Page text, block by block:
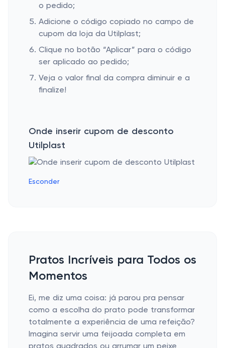
o pedido;
Adicione o código copiado no campo de
cupom da loja da Utilplast;
Clique no botão “Aplicar” para o código
ser aplicado ao pedido;
Veja o valor final da compra diminuir e a
finalize!
Onde inserir cupom de desconto
Utilplast
Esconder
Pratos Incríveis para Todos os
Momentos
Ei, me diz uma coisa: já parou pra pensar
como a escolha do prato pode transformar
totalmente a experiência de uma refeição?
Imagina servir uma feijoada completa em